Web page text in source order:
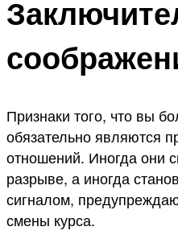
Признаки того, что вы
обязательно являются
отношений. Иногда они
разрыве, а иногда
сигналом,
смены курса.